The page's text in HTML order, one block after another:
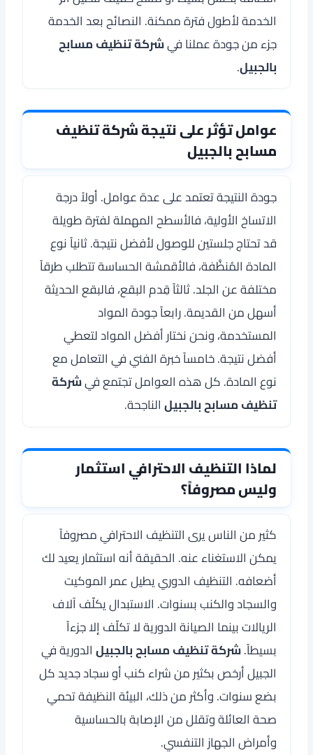
الخدمة لأطول فترة ممكنة. النصائح بعد الخدمة
جزء من جودة عملنا فيشركة تنظيف مسابح
بالجبيل.
عوامل تؤثر على نتيجة شركة تنظيف
مسابح بالجبيل
جودة النتيجة تعتمد على عدة عوامل. أولاً درجة
الاتساخ الأولية، فالأسطح المهملة لفترة طويلة
قد تحتاج جلستين للوصول لأفضل نتيجة. ثانياً نوع
المادة المُنظَّفة، فالأقمشة الحساسة تتطلب طرقاً
مختلفة عن الجلد. ثالثاً قِدم البقع، فالبقع الحديثة
أسهل من القديمة. رابعاً جودة المواد
المستخدمة، ونحن نختار أفضل المواد لتعطي
أفضل نتيجة. خامساً خبرة الفني في التعامل مع
نوع المادة. كل هذه العوامل تجتمع فيشركة
تنظيف مسابح بالجبيلالناجحة.
لماذا التنظيف الاحترافي استثمار
وليس مصروفاً؟
كثير من الناس يرى التنظيف الاحترافي مصروفاً
يمكن الاستغناء عنه. الحقيقة أنه استثمار يعيد لك
أضعافه. التنظيف الدوري يطيل عمر الموكيت
والسجاد والكنب بسنوات. الاستبدال يكلّف آلاف
الريالات بينما الصيانة الدورية لا تكلّف إلا جزءاً
بسيطاً.شركة تنظيف مسابح بالجبيلالدورية في
الجبيل أرخص بكثير من شراء كنب أو سجاد جديد كل
بضع سنوات. وأكثر من ذلك، البيئة النظيفة تحمي
صحة العائلة وتقلل من الإصابة بالحساسية
وأمراض الجهاز التنفسي.